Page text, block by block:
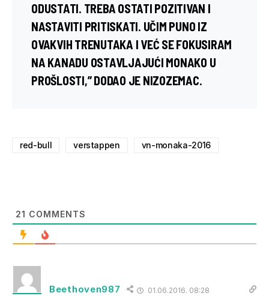
ODUSTATI. TREBA OSTATI POZITIVAN I
NASTAVITI PRITISKATI. UČIM PUNO IZ
OVAKVIH TRENUTAKA I VEĆ SE FOKUSIRAM
NA KANADU OSTAVLJAJUĆI MONAKO U
PROŠLOSTI,” DODAO JE NIZOZEMAC.
red-bull verstappen vn-monaka-2016
21 COMMENTS
Beethoven987 01.06.2016. 08:28